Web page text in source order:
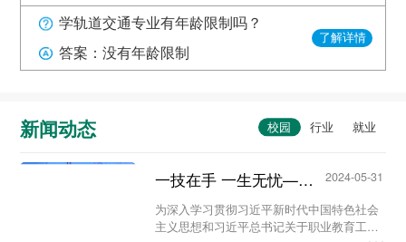
学轨道交通专业有年龄限制吗？
答案：没有年龄限制
了解详情
新闻动态
一技在手 一生无忧——甘肃秦陇技工学校职教活动周系列活动...
2024-05-31
为深入学习贯彻习近平新时代中国特色社会
主义思想和习近平总书记关于职业教育工作